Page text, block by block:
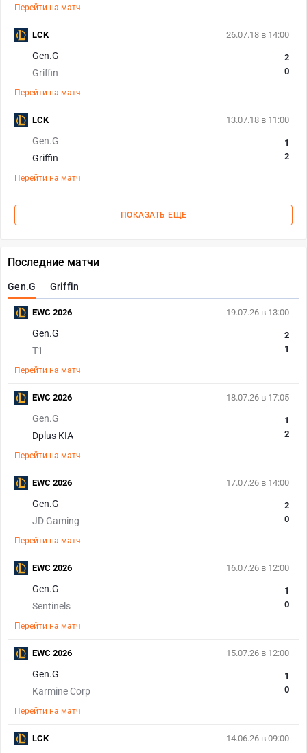
Перейти на матч
26.07.18 в 14:00
Gen.G
Griffin
2
0
Перейти на матч
LCK
13.07.18 в 11:00
Gen.G
Griffin
1
2
Перейти на матч
LCK
ПОКАЗАТЬ ЕЩЕ
Последние матчи
Gen.G Griffin
19.07.26 в 13:00
Gen.G
T1
2
1
Перейти на матч
EWC 2026
18.07.26 в 17:05
Gen.G
Dplus KIA
1
2
Перейти на матч
EWC 2026
17.07.26 в 14:00
Gen.G
JD Gaming
2
0
Перейти на матч
EWC 2026
16.07.26 в 12:00
Gen.G
Sentinels
1
0
Перейти на матч
EWC 2026
15.07.26 в 12:00
Gen.G
Karmine Corp
1
0
Перейти на матч
EWC 2026
14.06.26 в 09:00
LCK